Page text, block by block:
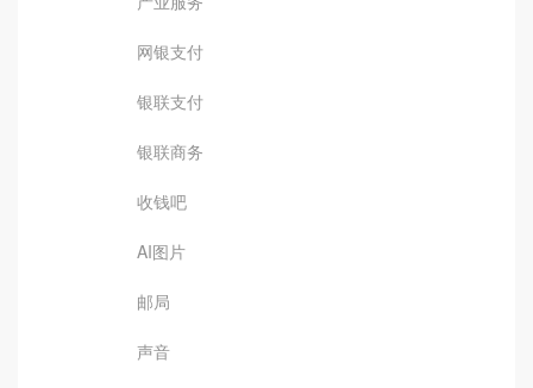
网银支付
银联支付
银联商务
收钱吧
AI图片
邮局
声音